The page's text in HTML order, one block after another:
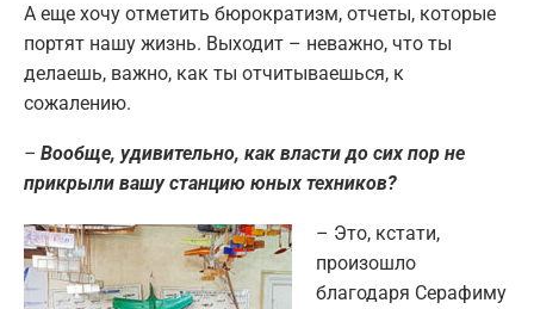
А еще хочу отметить бюрократизм, отчеты, которые
портят нашу жизнь. Выходит – неважно, что ты
делаешь, важно, как ты отчитываешься, к
сожалению.
– Вообще, удивительно, как власти до сих пор не
прикрыли вашу станцию юных техников?
– Это, кстати,
произошло
благодаря Серафиму